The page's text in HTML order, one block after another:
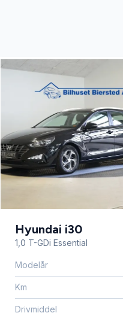
Kørecomputer
Musikstreaming via
Parkeringssensor bagved
Startspærre
Tagræling
Hyundai i30
1,0 T-GDi Essential
Modelår
Km
Drivmiddel